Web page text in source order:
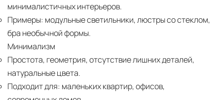
минималистичных интерьеров.
Примеры: модульные светильники, люстры со стеклом,
бра необычной формы.
Минимализм
Простота, геометрия, отсутствие лишних деталей,
натуральные цвета.
Подходит для: маленьких квартир, офисов,